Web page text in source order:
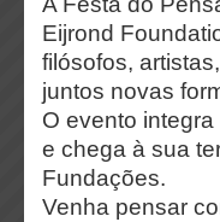
Eijrond
filósofos,
juntos novas
O evento
e chega à sua
Fundações.
Venha pensar